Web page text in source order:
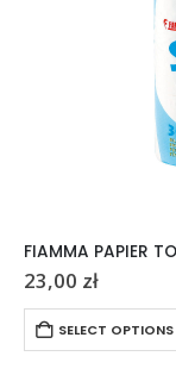
23,00 zł
SELECT OPTIONS